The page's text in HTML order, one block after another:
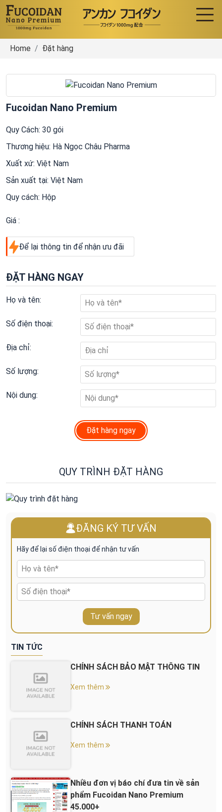
Home Đặt hàng
Fucoidan Nano Premium
Quy Cách: 30 gói
Thương hiệu: Hà Ngọc Châu Pharma
Xuất xứ: Việt Nam
Sản xuất tại: Việt Nam
Quy cách: Hộp
Giá :
Để lại thông tin để nhận ưu đãi
ĐẶT HÀNG NGAY
Họ và tên:
Số điện thoại:
Địa chỉ:
Số lượng:
Nội dung:
Đặt hàng ngay
QUY TRÌNH ĐẶT HÀNG
ĐĂNG KÝ TƯ VẤN
Hãy để lại số điện thoại để nhận tư vấn
Tư vấn ngay
TIN TỨC
CHÍNH SÁCH BẢO MẬT THÔNG TIN
Xem thêm
CHÍNH SÁCH THANH TOÁN
Xem thêm
Nhiều đơn vị báo chí đưa tin về sản
phẩm Fucoidan Nano Premium
45.000+